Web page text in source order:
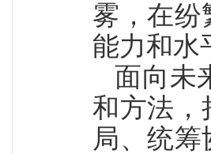
雾，在纷
能力和水
面向未
和方法，
局、统